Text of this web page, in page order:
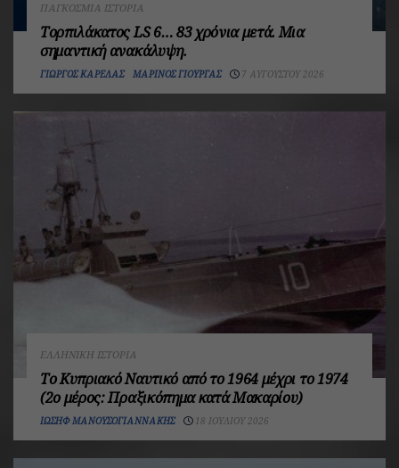
ΠΑΓΚΌΣΜΙΑ ΙΣΤΟΡΊΑ
Τορπιλάκατος LS 6… 83 χρόνια μετά. Mια
σημαντική ανακάλυψη.
ΓΙΏΡΓΟΣ ΚΑΡΈΛΑΣ ΜΑΡΊΝΟΣ ΓΙΟΎΡΓΑΣ 7 ΑΥΓΟΎΣΤΟΥ 2026
ΕΛΛΗΝΙΚΉ ΙΣΤΟΡΊΑ
Το Κυπριακό Ναυτικό από το 1964 μέχρι το 1974
(2ο μέρος: Πραξικόπημα κατά Μακαρίου)
ΙΩΣΉΦ ΜΑΝΟΥΣΟΓΙΑΝΝΆΚΗΣ 18 ΙΟΥΛΊΟΥ 2026